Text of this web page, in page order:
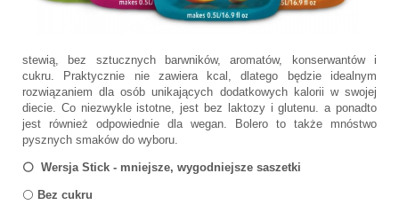
stewią, bez sztucznych barwników, aromatów, konserwantów i
cukru. Praktycznie nie zawiera kcal, dlatego będzie idealnym
rozwiązaniem dla osób unikających dodatkowych kalorii w swojej
diecie. Co niezwykle istotne, jest bez laktozy i glutenu. a ponadto
jest również odpowiednie dla wegan. Bolero to także mnóstwo
pysznych smaków do wyboru.
⚪️ Wersja Stick - mniejsze, wygodniejsze saszetki
⚪️ Bez cukru